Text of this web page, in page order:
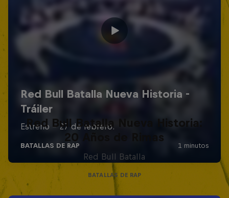
Red Bull Batalla Nueva Historia:
20 Años de Rimas
Red Bull Batalla
BATALLAS DE RAP